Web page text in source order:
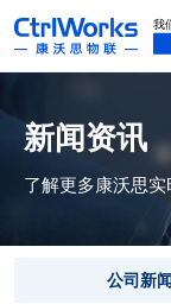
新闻资讯
了解更多康沃思
公司新闻